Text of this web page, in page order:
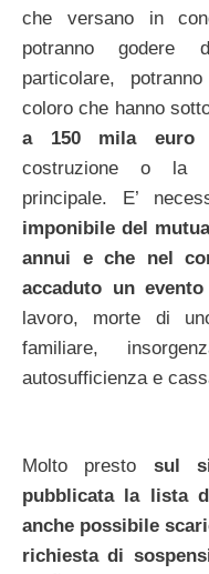
che versano in
potranno godere
particolare,
coloro che hanno
a 150 mila euro
costruzione o la
principale. E’
imponibile del
annui e che nel
accaduto un
lavoro, morte di
familiare,
autosufficienza e
Molto presto sul
pubblicata la lista
anche possibile
richiesta di